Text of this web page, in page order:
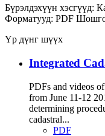
Бүрэлдэхүүн хэсгүүд:
Форматууд: PDF
Үр дүнг шүүх
Integrated
PDFs and videos
from June 11-12
determining
cadastral...
PDF